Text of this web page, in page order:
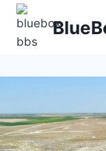
Skip
content